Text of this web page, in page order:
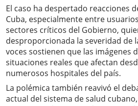
El caso ha despertado reacciones
Cuba, especialmente entre
sectores críticos del Gobierno,
desproporcionada la severidad de
voces sostienen que las imágenes
situaciones reales que afectan
numerosos hospitales del país.
La polémica también reavivó el
actual del sistema de salud